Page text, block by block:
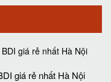
giá rẻ nhất Hà Nội